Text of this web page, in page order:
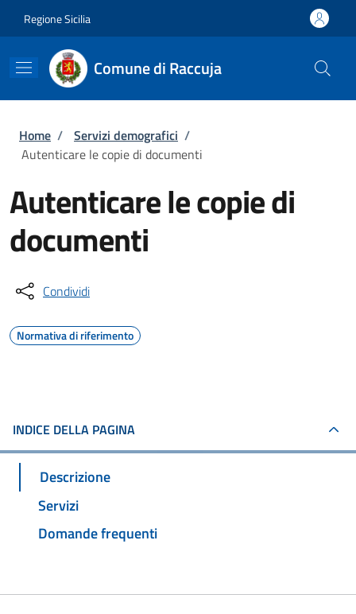
Regione Sicilia
Comune di Raccuja
Briciole di pane
Home / Servizi demografici /
Autenticare le copie di documenti
Autenticare le copie di
documenti
Condividi
Normativa di riferimento
INDICE DELLA PAGINA
Descrizione
Servizi
Domande frequenti